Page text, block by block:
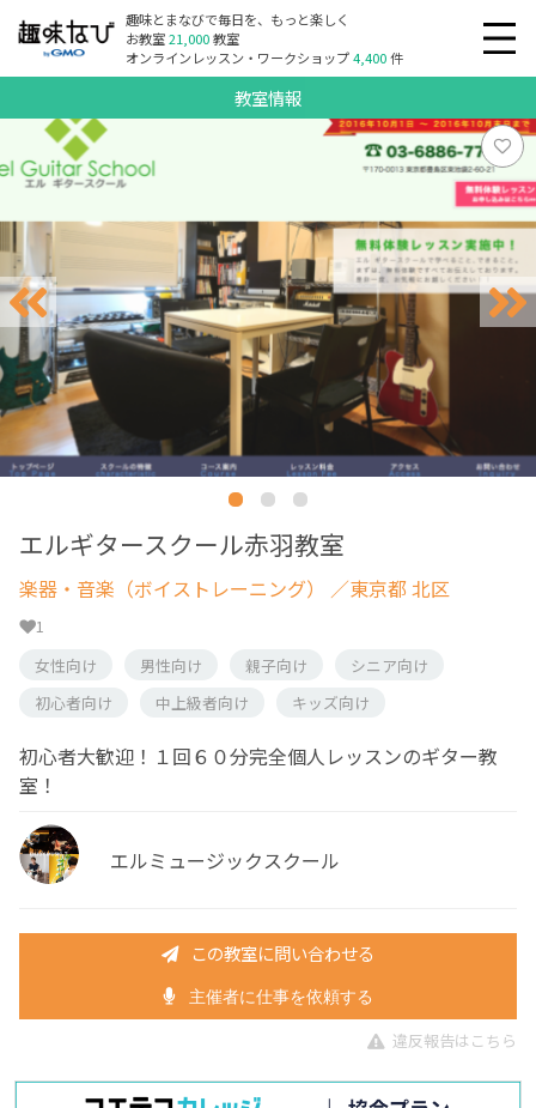
趣味とまなびで毎日を、もっと楽しく
お教室21,000教室
オンラインレッスン・ワークショップ4,400件
教室情報
エルギタースクール赤羽教室
楽器・音楽（ボイストレーニング） ／東京都 北区
1
女性向け
男性向け 親子向け
シニア向け
初心者向け
中上級者向け キッズ向け
初心者大歓迎！１回６０分完全個人レッスンのギター教
室！
エルミュージックスクール
この教室に問い合わせる
主催者に仕事を依頼する
違反報告はこちら